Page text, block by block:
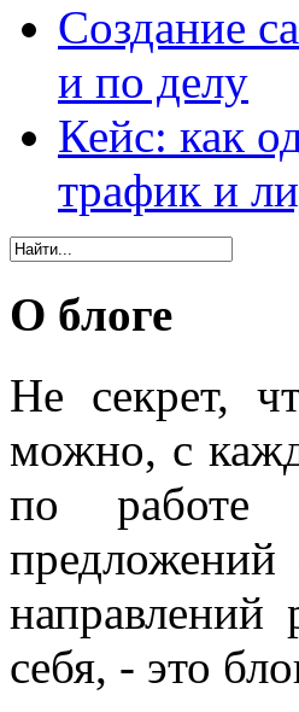
Создание
и по делу
Кейс: как
трафик и
О блоге
Не секрет,
можно, с
по работе
предложений
направлений
себя, - это